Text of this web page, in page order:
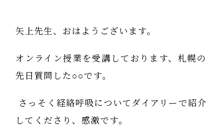
矢上先生、おはようございます。
オンライン授業を受講しております、札幌の
先日質問した○○です。
さっそく経絡呼吸についてダイアリーで紹介
してくださり、感激です。